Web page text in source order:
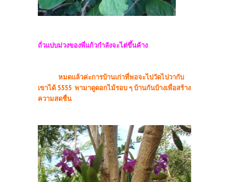
ถั่วแปบม่วงของพี่แก้วกำลังจะไต่ขึ้นค้าง
หมดแล้วค่ะการบ้านเก่าที่พอจะไปวัดไปวากับ
เขาได้ 5555 พามาดูดอกไม้รอบ ๆ บ้านกันบ้างเพื่อสร้าง
ความสดชื่น